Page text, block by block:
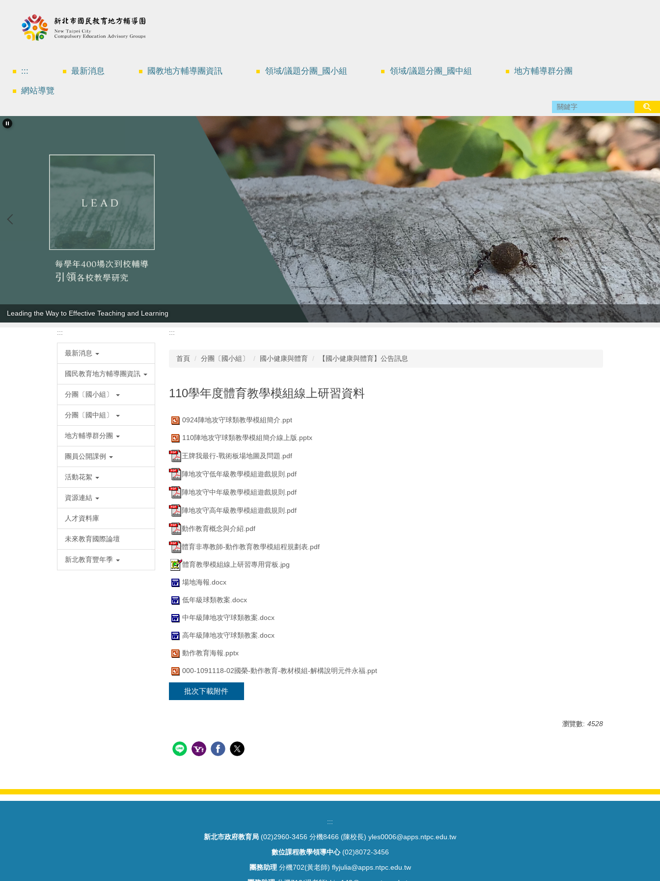
::: 最新消息 國教地方輔導團資訊 領域/議題分團_國小組 領域/議題分團_國中組 地方輔導群分團
網站導覽
Leading the Way to Effective Teaching and Learning
:::
最新消息
國民教育地方輔導團資訊
分團〔國小組〕
分團〔國中組〕
地方輔導群分團
團員公開課例
活動花絮
資源連結
人才資料庫
未來教育國際論壇
新北教育豐年季
:::
首頁 分團〔國小組〕 國小健康與體育 【國小健康與體育】公告訊息
110學年度體育教學模組線上研習資料
0924陣地攻守球類教學模組簡介.ppt
110陣地攻守球類教學模組簡介線上版.pptx
王牌我最行-戰術板場地圖及問題.pdf
陣地攻守低年級教學模組遊戲規則.pdf
陣地攻守中年級教學模組遊戲規則.pdf
陣地攻守高年級教學模組遊戲規則.pdf
動作教育概念與介紹.pdf
體育非專教師-動作教育教學模組程規劃表.pdf
體育教學模組線上研習專用背板.jpg
場地海報.docx
低年級球類教案.docx
中年級陣地攻守球類教案.docx
高年級陣地攻守球類教案.docx
動作教育海報.pptx
000-1091118-02國榮-動作教育-教材模組-解構說明元件永福.ppt
批次下載附件
瀏覽數: 4528
:::
新北市政府教育局 (02)2960-3456 分機8466 (陳校長) yles0006@apps.ntpc.edu.tw
數位課程教學領導中心(02)8072-3456
團務助理分機702(黃老師) flyjulia@apps.ntpc.edu.tw